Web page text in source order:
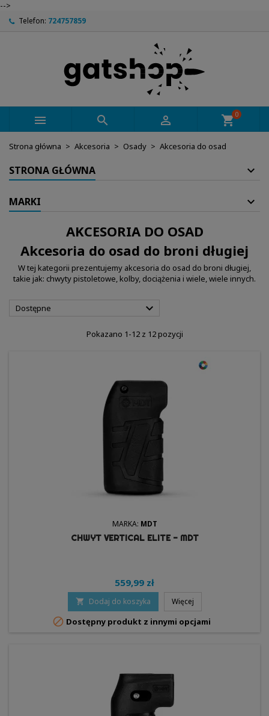
-->
Telefon: 724757859
   shopping_cart0
Strona główna Akcesoria Osady Akcesoria do osad
STRONA GŁÓWNA
MARKI
AKCESORIA DO OSAD
Akcesoria do osad do broni długiej
W tej kategorii prezentujemy akcesoria do osad do broni długiej,
takie jak: chwyty pistoletowe, kolby, dociążenia i wiele, wiele innych.
Dostępne 
Pokazano 1-12 z 12 pozycji
MARKA: MDT
CHWYT VERTICAL ELITE - MDT
559,99 zł
 Dodaj do koszyka Więcej
 Dostępny produkt z innymi opcjami